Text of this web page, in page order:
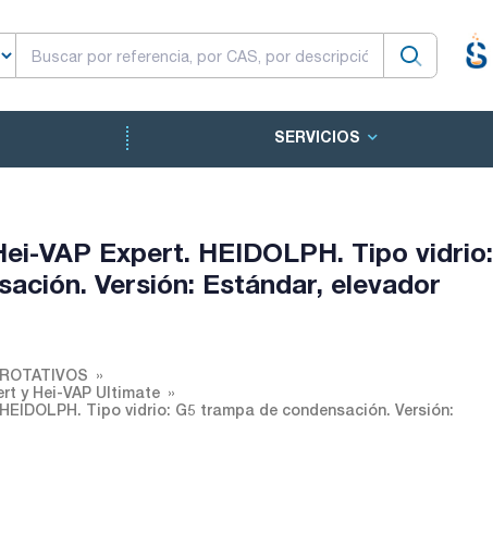
SERVICIOS
VAP Expert. HEIDOLPH. Tipo vidrio:
Versión: Estándar, elevador
y Hei-VAP Ultimate
Tipo vidrio: G5 trampa de condensación. Versión: